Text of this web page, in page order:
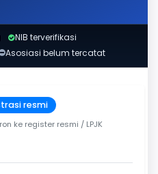
NIB terverifikasi
Asosiasi belum tercatat
resmi
ke register resmi / LPJK